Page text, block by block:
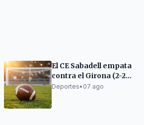
El CE Sabadell empata
contra el Girona (2-2)
en un partido de
Deportes• 07 ago